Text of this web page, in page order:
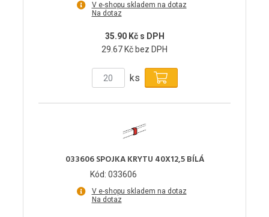
V e-shopu skladem na dotaz
Na dotaz
35.90 Kč s DPH
29.67 Kč bez DPH
ks
033606 SPOJKA KRYTU 40X12,5 BÍLÁ
Kód: 033606
V e-shopu skladem na dotaz
Na dotaz